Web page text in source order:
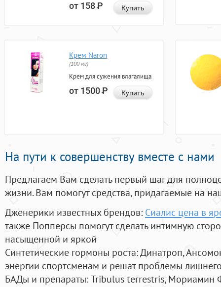
от 158Р Купить
Крем Naron
(100 мг)
Крем для сужения влагалища
от 1500Р Купить
На пути к совершенству вместе с нами
Предлагаем Вам сделать первый шаг для
жизни. Вам помогут средства, придагаемые на
Дженерики известных брендов: Сиалис цена в
также Попперсы помогут сделать интимную
насыщенной и яркой
Синтетические гормоны роста: Динатроп,
энергии спортсменам и решат проблемы
БАДы и препараты:Tribulus terrestris, Мориамин